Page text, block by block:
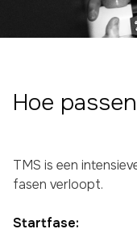
Hoe
TMS is een
fasen verloopt.
Startfase: